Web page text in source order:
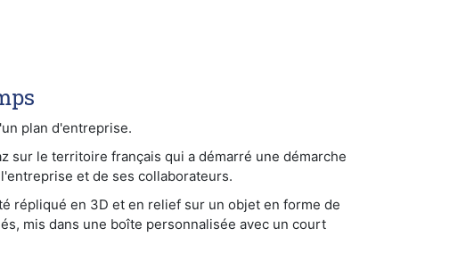
plan d'entreprise.
sur le territoire français qui a démarré une démarche
et de ses collaborateurs.
répliqué en 3D et en relief sur un objet en forme de
mis dans une boîte personnalisée avec un court